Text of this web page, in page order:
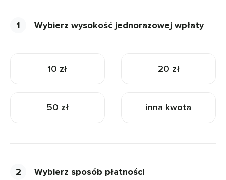
1 Wybierz wysokość jednorazowej wpłaty
10 zł 20 zł
50 zł inna kwota
2 Wybierz sposób płatności